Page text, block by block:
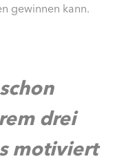
gewinnen kann.
drei
motiviert